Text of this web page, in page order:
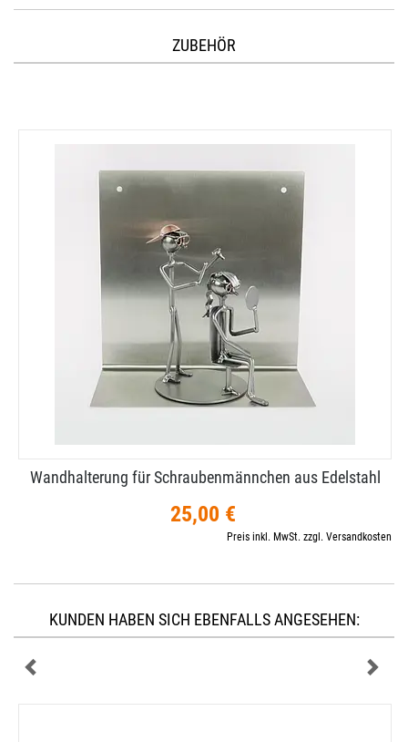
ZUBEHÖR
Wandhalterung für Schraubenmännchen aus Edelstahl
25,00 €
Preis inkl. MwSt. zzgl. Versandkosten
KUNDEN HABEN SICH EBENFALLS ANGESEHEN: